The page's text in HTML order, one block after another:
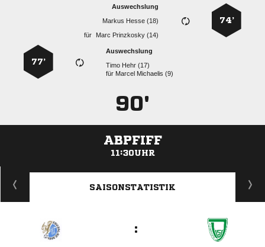
74’
Auswechslung
  
für
  
Auswechslung
  
für   
77’
90'
ABPFIFF
11:30UHR
ANZEIGE
SAISONSTATISTIK
: